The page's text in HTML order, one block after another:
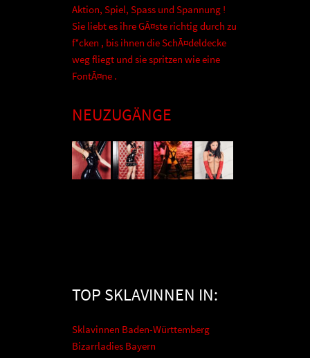
Aktion, Spiel, Spass und Spannung !
Sie liebt es ihre GÃ¤ste richtig durch zu
f*cken , bis ihnen die SchÃ¤deldecke
weg fliegt und sie spritzen wie eine
FontÃ¤ne .
NEUZUGÄNGE
TOP SKLAVINNEN IN:
Sklavinnen Baden-Württemberg
Bizarrladies Bayern